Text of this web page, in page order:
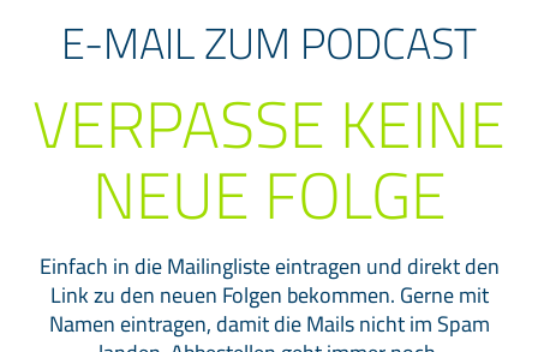
E-MAIL ZUM PODCAST
VERPASSE KEINE
NEUE FOLGE
Einfach in die Mailingliste eintragen und direkt den
Link zu den neuen Folgen bekommen. Gerne mit
Namen eintragen, damit die Mails nicht im Spam